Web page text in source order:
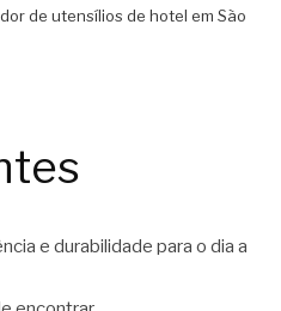
de utensílios de hotel em São
e durabilidade para o dia a